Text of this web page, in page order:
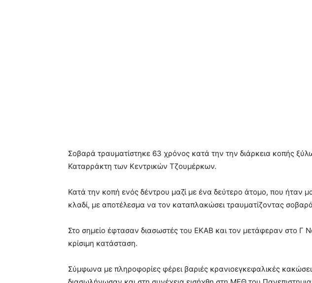
Σοβαρά τραυματίστηκε 63 χρόνος κατά την την διάρκεια κοπής
Καταρράκτη των Κεντρικών Τζουμέρκων.
Κατά την κοπή ενός δέντρου μαζί με ένα δεύτερο άτομο, που ήταν
κλαδί, με αποτέλεσμα να τον καταπλακώσει τραυματίζοντας
Στο σημείο έφτασαν διασωστές του ΕΚΑΒ και τον μετάφεραν στο Γ
κρίσιμη κατάσταση.
Σύμφωνα με πληροφορίες φέρει βαριές κρανιοεγκεφαλικές